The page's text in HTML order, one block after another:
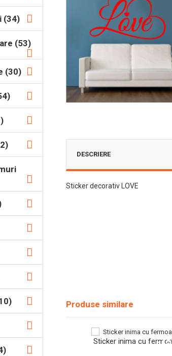
(34)
(53)
(30)
DESCRIERE
Sticker decorativ LOVE
Produse similare
-
Sticker inima cu